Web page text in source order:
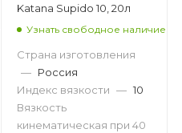
Katana Supido 10, 20л
Узнать свободное наличие
Страна изготовления
— Россия
Индекс вязкости — 10
Вязкость
кинематическая при 40